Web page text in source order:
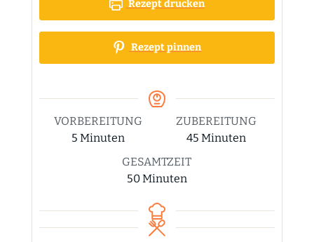
Rezept drucken
Rezept pinnen
VORBEREITUNG
5Minuten
Minuten
ZUBEREITUNG
45Minuten
Minuten
GESAMTZEIT
50Minuten
Minuten